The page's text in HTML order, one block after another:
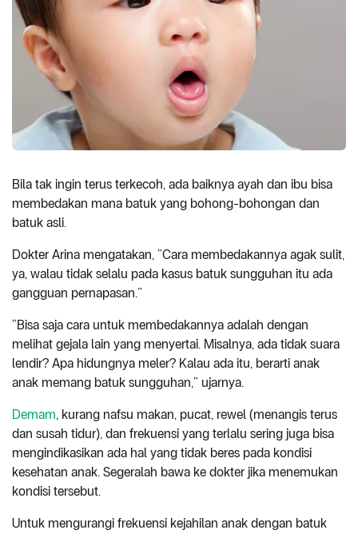
Bila tak ingin terus terkecoh, ada baiknya ayah dan ibu bisa
membedakan mana batuk yang bohong-bohongan dan
batuk asli.
Dokter Arina mengatakan, “Cara membedakannya agak sulit,
ya, walau tidak selalu pada kasus batuk sungguhan itu ada
gangguan pernapasan.”
“Bisa saja cara untuk membedakannya adalah dengan
melihat gejala lain yang menyertai. Misalnya, ada tidak suara
lendir? Apa hidungnya meler? Kalau ada itu, berarti anak
anak memang batuk sungguhan,” ujarnya.
Demam, kurang nafsu makan, pucat, rewel (menangis terus
dan susah tidur), dan frekuensi yang terlalu sering juga bisa
mengindikasikan ada hal yang tidak beres pada kondisi
kesehatan anak. Segeralah bawa ke dokter jika menemukan
kondisi tersebut.
Untuk mengurangi frekuensi kejahilan anak dengan batuk